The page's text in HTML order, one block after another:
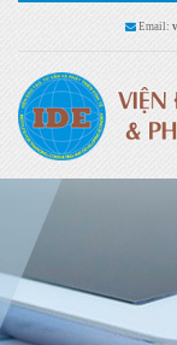
Email: